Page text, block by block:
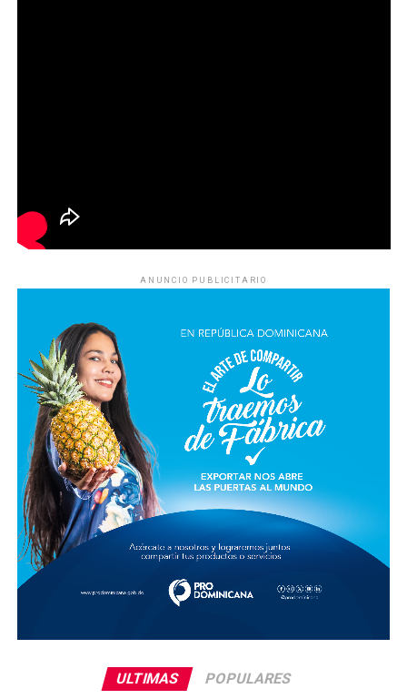
ANUNCIO PUBLICITARIO
ULTIMAS POPULARES